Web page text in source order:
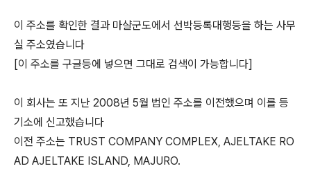
이 주소를 확인한 결과 마샬군도에서 선박등록대행등을 하는 사무
실 주소였습니다
[이 주소를 구글등에 넣으면 그대로 검색이 가능합니다]
이 회사는 또 지난 2008년 5월 법인 주소를 이전했으며 이를 등
기소에 신고했습니다
이전 주소는 TRUST COMPANY COMPLEX, AJELTAKE RO
AD AJELTAKE ISLAND, MAJURO.